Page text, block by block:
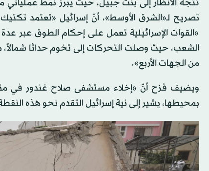
تتجه الأنظار إلى بنت جبيل، حيث يبرز نمط
تصريح لـ«الشرق الأوسط»، أنّ إسرائيل «تعتمد
«القوات الإسرائيلية تعمل على إحكام الطوق عبر
الشعب، حيث وصلت التحركات إلى تخوم حداثا شمالاً،
من الجهات الأربع».
ويضيف قزح أنّ «إخلاء مستشفى صلاح غندور في
بمحيطها، يشير إلى نية إسرائيل التقدم نحو هذه